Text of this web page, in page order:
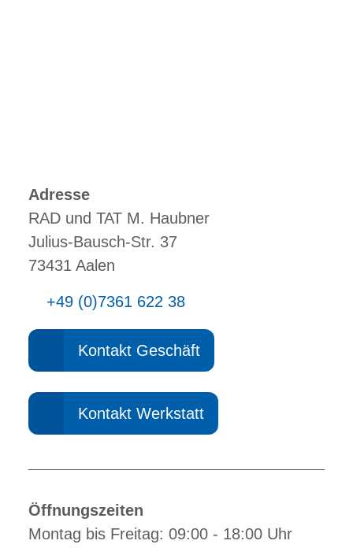
Adresse
RAD und TAT M. Haubner
Julius-Bausch-Str. 37
73431 Aalen
+49 (0)7361 622 38
Kontakt Geschäft
Kontakt Werkstatt
Öffnungszeiten
Montag bis Freitag: 09:00 - 18:00 Uhr